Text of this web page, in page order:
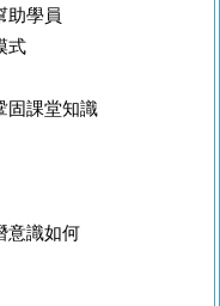
助學員
式
固課堂知識
意識如何